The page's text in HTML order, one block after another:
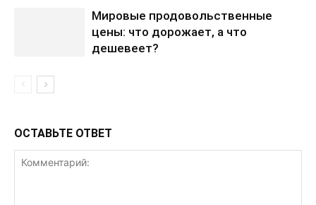
Мировые продовольственные
цены: что дорожает, а что
дешевеет?
ОСТАВЬТЕ ОТВЕТ